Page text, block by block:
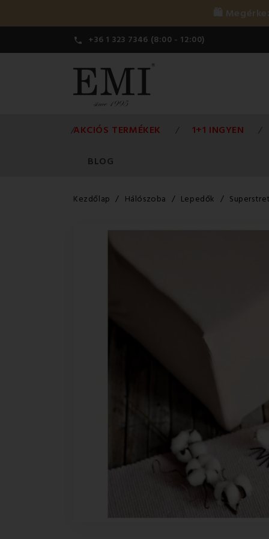
🛍️
 +36 1 323 7346 (8:00 - 12:00)
AKCIÓS TERMÉKEK 1+1 INGYEN
BLOG
Kezdőlap Hálószoba Lepedők